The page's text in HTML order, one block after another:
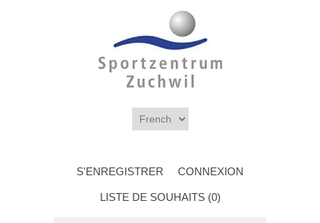
S'ENREGISTRER CONNEXION
LISTE DE SOUHAITS (0)